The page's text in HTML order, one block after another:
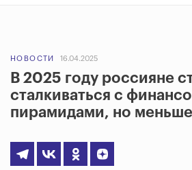
НОВОСТИ 16.04.2025
В 2025 году россияне
сталкиваться с
пирамидами, но